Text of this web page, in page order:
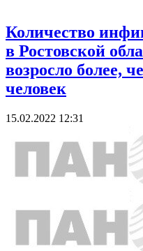
Количество
в Ростовской
возросло более,
человек
15.02.2022 12:31